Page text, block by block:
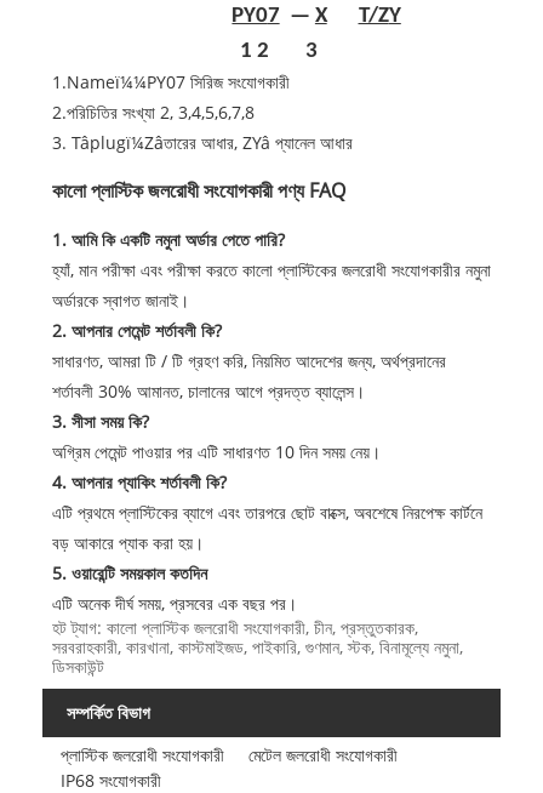
PY07 — X T/ZY
1 2
3
1.Nameï¼¼PY07 সিরিজ সংযোগকারী
2.পরিচিতির সংখ্যা 2, 3,4,5,6,7,8
3. Tâplugï¼Zâতারের আধার, ZYâ প্যানেল আধার
কালো প্লাস্টিক জলরোধী সংযোগকারী পণ্য FAQ
1. আমি কি একটি নমুনা অর্ডার পেতে পারি?
হ্যাঁ, মান পরীক্ষা এবং পরীক্ষা করতে কালো প্লাস্টিকের জলরোধী সংযোগকারীর নমুনা
অর্ডারকে স্বাগত জানাই।
2. আপনার পেমেন্ট শর্তাবলী কি?
সাধারণত, আমরা টি / টি গ্রহণ করি, নিয়মিত আদেশের জন্য, অর্থপ্রদানের
শর্তাবলী 30% আমানত, চালানের আগে প্রদত্ত ব্যালেন্স।
3. সীসা সময় কি?
অগ্রিম পেমেন্ট পাওয়ার পর এটি সাধারণত 10 দিন সময় নেয়।
4. আপনার প্যাকিং শর্তাবলী কি?
এটি প্রথমে প্লাস্টিকের ব্যাগে এবং তারপরে ছোট বাক্সে, অবশেষে নিরপেক্ষ কার্টনে
বড় আকারে প্যাক করা হয়।
5. ওয়ারেন্টি সময়কাল কতদিন
এটি অনেক দীর্ঘ সময়, প্রসবের এক বছর পর।
হট ট্যাগ: কালো প্লাস্টিক জলরোধী সংযোগকারী, চীন, প্রস্তুতকারক,
সরবরাহকারী, কারখানা, কাস্টমাইজড, পাইকারি, গুণমান, স্টক, বিনামূল্যে নমুনা,
ডিসকাউন্ট
সম্পর্কিত বিভাগ
প্লাস্টিক জলরোধী সংযোগকারী
মেটেল জলরোধী সংযোগকারী
IP68 সংযোগকারী